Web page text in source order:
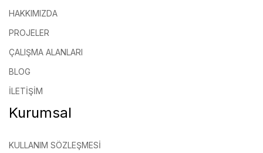
HAKKIMIZDA
PROJELER
ÇALIŞMA ALANLARI
BLOG
İLETIŞIM
Kurumsal
KULLANIM SÖZLEŞMESI